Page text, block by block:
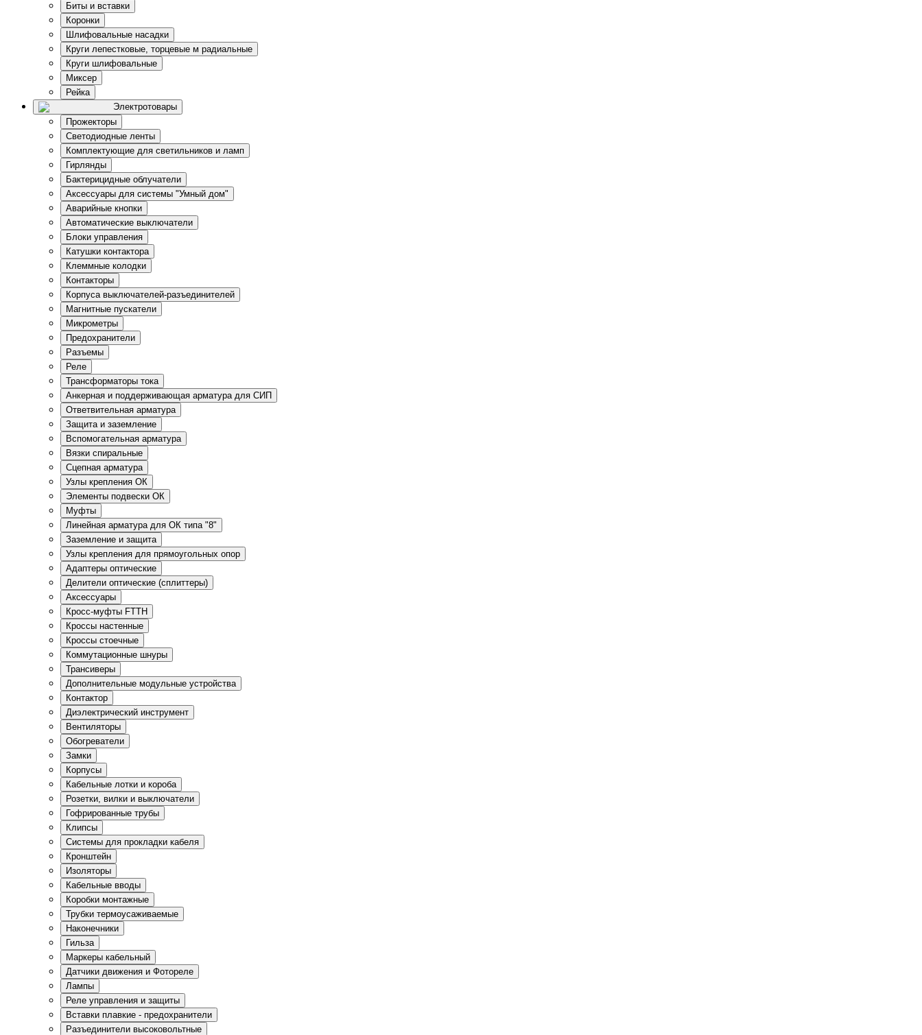
Биты и вставки
Коронки
Шлифовальные насадки
Круги лепестковые, торцевые м радиальные
Круги шлифовальные
Миксер
Рейка
Электротовары
Прожекторы
Светодиодные ленты
Комплектующие для светильников и ламп
Гирлянды
Бактерицидные облучатели
Аксессуары для системы "Умный дом"
Аварийные кнопки
Автоматические выключатели
Блоки управления
Катушки контактора
Клеммные колодки
Контакторы
Корпуса выключателей-разъединителей
Магнитные пускатели
Микрометры
Предохранители
Разъемы
Реле
Трансформаторы тока
Анкерная и поддерживающая арматура для СИП
Ответвительная арматура
Защита и заземление
Вспомогательная арматура
Вязки спиральные
Сцепная арматура
Узлы крепления ОК
Элементы подвески ОК
Муфты
Линейная арматура для ОК типа "8"
Заземление и защита
Узлы крепления для прямоугольных опор
Адаптеры оптические
Делители оптические (сплиттеры)
Аксессуары
Кросс-муфты FTTH
Кроссы настенные
Кроссы стоечные
Коммутационные шнуры
Трансиверы
Дополнительные модульные устройства
Контактор
Диэлектрический инструмент
Вентиляторы
Обогреватели
Замки
Корпусы
Кабельные лотки и короба
Розетки, вилки и выключатели
Гофрированные трубы
Клипсы
Системы для прокладки кабеля
Кронштейн
Изоляторы
Кабельные вводы
Коробки монтажные
Трубки термоусаживаемые
Наконечники
Гильза
Маркеры кабельный
Датчики движения и Фотореле
Лампы
Реле управления и защиты
Вставки плавкие - предохранители
Разъединители высоковольтные